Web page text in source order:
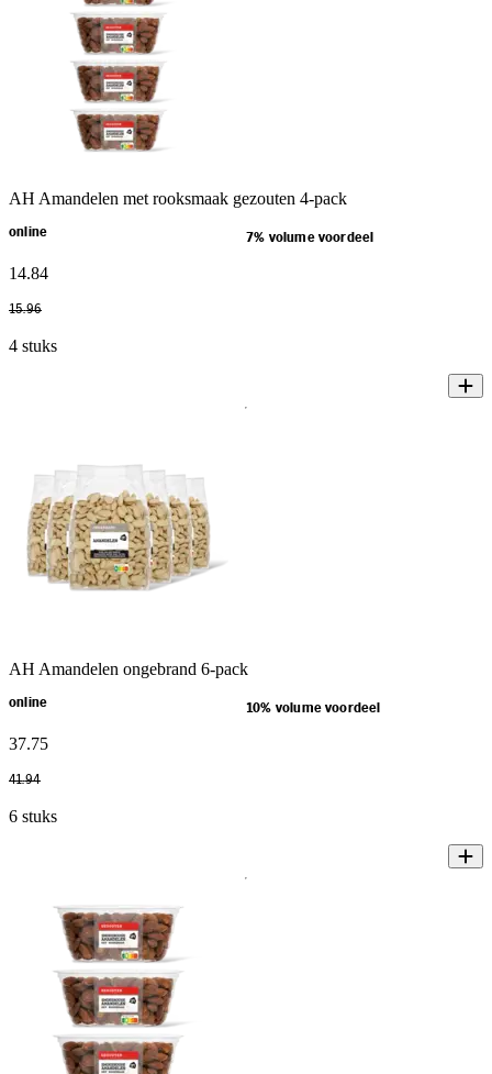
AH Amandelen met rooksmaak gezouten 4-pack
online 7% volume voordeel
14.84
15.96
4 stuks
AH Amandelen ongebrand 6-pack
online 10% volume voordeel
37.75
41.94
6 stuks